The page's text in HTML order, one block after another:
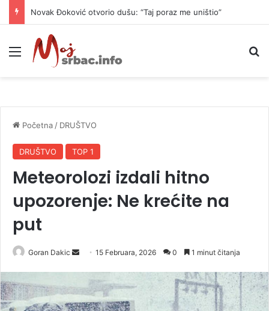
Novak Đoković otvorio dušu: “Taj poraz me uništio”
Meni
Početna / DRUŠTVO
DRUŠTVO TOP 1
Meteorolozi izdali hitno
upozorenje: Ne krećite na
put
Goran Dakic
d
15 Februara, 2026 0 1 minut čitanja